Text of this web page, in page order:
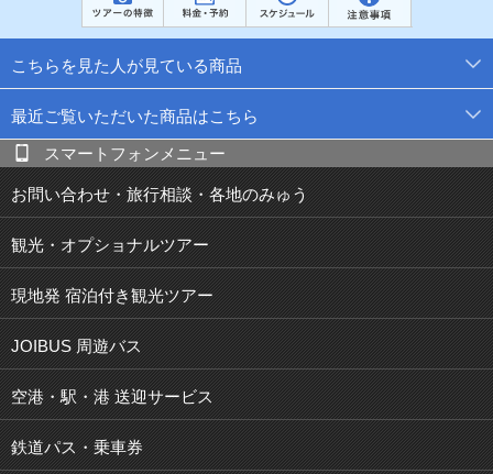
こちらを見た人が見ている商品
最近ご覧いただいた商品はこちら
スマートフォンメニュー
お問い合わせ・旅行相談・各地のみゅう
観光・オプショナルツアー
現地発 宿泊付き観光ツアー
JOIBUS 周遊バス
空港・駅・港 送迎サービス
鉄道パス・乗車券